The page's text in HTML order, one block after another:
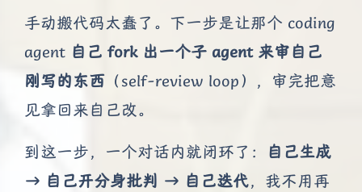
手动搬代码太蠢了。下一步是让那个 coding
agent 自己 fork 出一个子 agent 来审自己
刚写的东西 （self-review loop），审完把意
见拿回来自己改。
到这一步，一个对话内就闭环了：
自己生成
→ 自己开分身批判 → 自己迭代，我不用再